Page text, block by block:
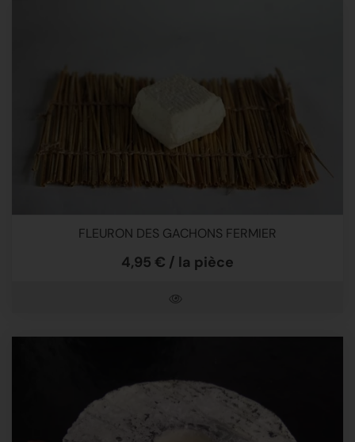
FLEURON DES GACHONS FERMIER
4,95 € / la pièce